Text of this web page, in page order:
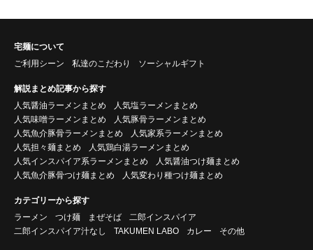
宅麺について
ご利用シーン
私達のこだわり ソーシャルギフト
解説まとめ記事から探す
人気醤油ラーメンまとめ
人気塩ラーメンまとめ
人気味噌ラーメンまとめ
人気豚骨ラーメンまとめ
人気魚介豚骨ラーメンまとめ
人気家系ラーメンまとめ
人気担々麺まとめ
人気鶏白湯ラーメンまとめ
人気インスパイア系ラーメンまとめ
人気醤油つけ麺まとめ
人気魚介豚骨つけ麺まとめ
人気変わり種つけ麺まとめ
カテゴリーから探す
ラーメン
つけ麺 まぜそば
二郎インスパイア
二郎インスパイア汁なし
TAKUMEN LABO カレー その他